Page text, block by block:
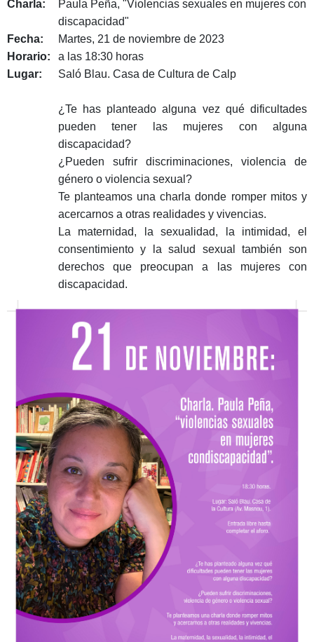
Charla:
Paula Peña, "Violencias sexuales en mujeres con
discapacidad"
Fecha:
Martes, 21 de noviembre de 2023
Horario:
a las 18:30 horas
Lugar:
Saló Blau. Casa de Cultura de Calp
¿Te has planteado alguna vez qué dificultades
pueden tener las mujeres con alguna
discapacidad?
¿Pueden sufrir discriminaciones, violencia de
género o violencia sexual?
Te planteamos una charla donde romper mitos y
acercarnos a otras realidades y vivencias.
La maternidad, la sexualidad, la intimidad, el
consentimiento y la salud sexual también son
derechos que preocupan a las mujeres con
discapacidad.